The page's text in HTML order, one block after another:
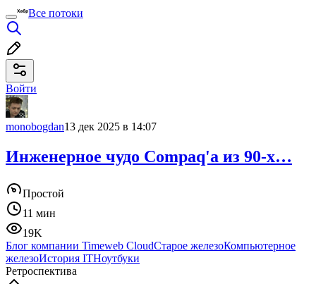
Все потоки
Войти
monobogdan13 дек 2025 в 14:07
Инженерное чудо Compaq'а из 90-х…
Простой
11 мин
19K
Блог компании Timeweb CloudСтарое железоКомпьютерное
железоИстория ITНоутбуки
Ретроспектива